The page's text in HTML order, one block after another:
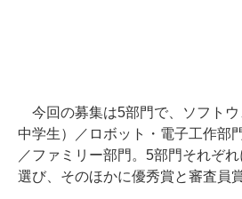
今回の募集は5部門で、ソフトウ
中学生）／ロボット・電子工作部
／ファミリー部門。5部門それぞ
選び、そのほかに優秀賞と審査員